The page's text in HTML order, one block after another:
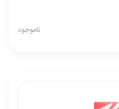
ناموجود